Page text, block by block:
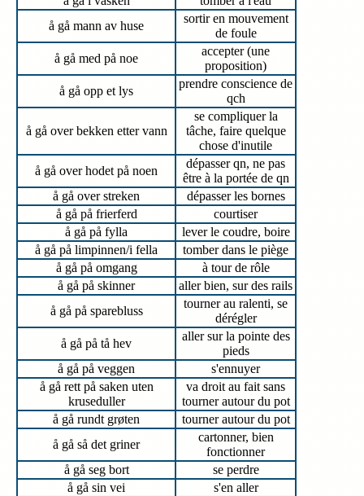
å gå mann av huse
sortir en mouvement
de foule
å gå med på noe
accepter (une
proposition)
å gå opp et lys
prendre conscience de
qch
å gå over bekken etter vann
se compliquer la
tâche, faire quelque
chose d'inutile
å gå over hodet på noen
dépasser qn, ne pas
être à la portée de qn
å gå over streken
dépasser les bornes
å gå på frierferd
courtiser
å gå på fylla
lever le coudre, boire
å gå på limpinnen/i fella
tomber dans le piège
å gå på omgang
à tour de rôle
å gå på skinner
aller bien, sur des rails
å gå på sparebluss
tourner au ralenti, se
dérégler
å gå på tå hev
aller sur la pointe des
pieds
å gå på veggen
s'ennuyer
å gå rett på saken uten
kruseduller
va droit au fait sans
tourner autour du pot
å gå rundt grøten
tourner autour du pot
å gå så det griner
cartonner, bien
fonctionner
å gå seg bort
se perdre
å gå sin vei
s'en aller